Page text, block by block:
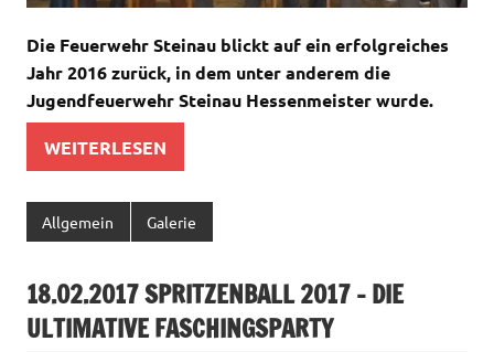
Die Feuerwehr Steinau blickt auf ein erfolgreiches
Jahr 2016 zurück, in dem unter anderem die
Jugendfeuerwehr Steinau Hessenmeister wurde.
WEITERLESEN
Allgemein Galerie
18.02.2017 SPRITZENBALL 2017 – DIE
ULTIMATIVE FASCHINGSPARTY